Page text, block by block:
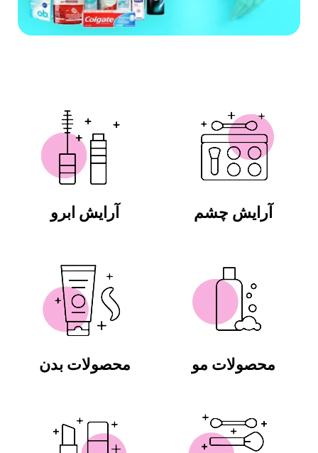
آرایش چشم
محصولات مو
آرایش ابرو
محصولات بدن